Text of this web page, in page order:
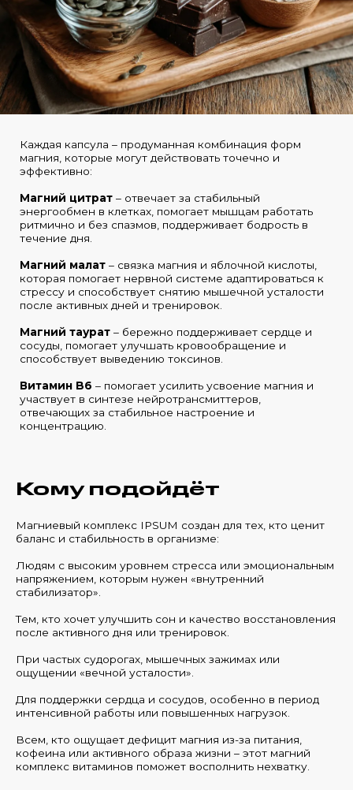
Каждая капсула – продуманная комбинация форм
магния, которые могут действовать точечно и
эффективно:
Магний цитрат– отвечает за стабильный
энергообмен в клетках, помогает мышцам работать
ритмично и без спазмов, поддерживает бодрость в
течение дня.
Магний малат – связка магния и яблочной кислоты,
которая помогает нервной системе адаптироваться к
стрессу и способствует снятию мышечной усталости
после активных дней и тренировок.
Магний таурат– бережно поддерживает сердце и
сосуды, помогает улучшать кровообращение и
способствует выведению токсинов.
Витамин B6 – помогает усилить усвоение магния и
участвует в синтезе нейротрансмиттеров,
отвечающих за стабильное настроение и
концентрацию.
Кому подойдёт
Магниевый комплекс IPSUM создан для тех, кто ценит
баланс и стабильность в организме:
Людям с высоким уровнем стресса или эмоциональным
напряжением, которым нужен «внутренний
стабилизатор».
Тем, кто хочет улучшить сон и качество восстановления
после активного дня или тренировок.
При частых судорогах, мышечных зажимах или
ощущении «вечной усталости».
Для поддержки сердца и сосудов, особенно в период
интенсивной работы или повышенных нагрузок.
Всем, кто ощущает дефицит магния из-за питания,
кофеина или активного образа жизни – этот магний
комплекс витаминов поможет восполнить нехватку.